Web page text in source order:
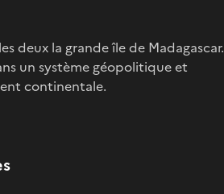
deux la grande île de Madagascar.
un système géopolitique et
continentale.